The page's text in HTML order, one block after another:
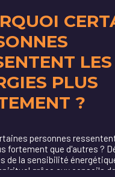
LES
PLUS
?
personnes
fortement que d'autres ?
de la sensibilité
grâce aux conseils